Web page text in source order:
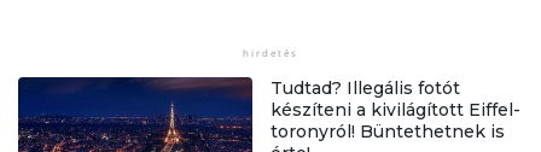
Tudtad? Illegális fotót
készíteni a kivilágított Eiffel-
toronyról! Büntethetnek is